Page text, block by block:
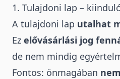
1. Tulajdoni lap –
A tulajdoni lap utalhat
Ez elővásárlási jog
de nem mindig
Fontos: önmagában